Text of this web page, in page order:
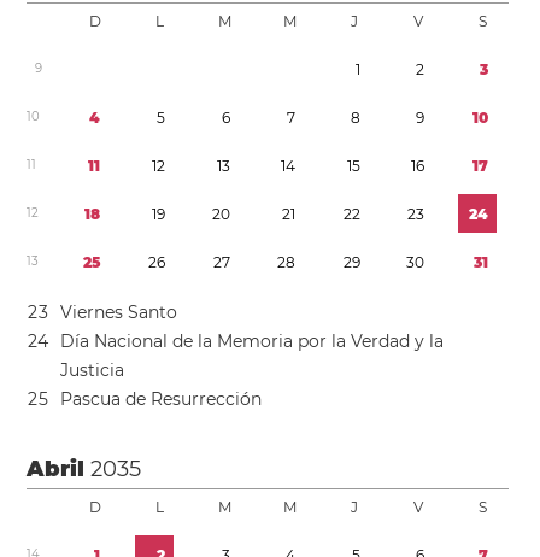
D L M M J V S
9 1 2 3
10 4 5 6 7 8 9 10
11 11 12 13 14 15 16 17
12 18 19 20 21 22 23 24
13 25 26 27 28 29 30 31
23 Viernes Santo
24
Día Nacional de la Memoria por la Verdad y la
Justicia
25 Pascua de Resurrección
Abril2035
D L M M J V S